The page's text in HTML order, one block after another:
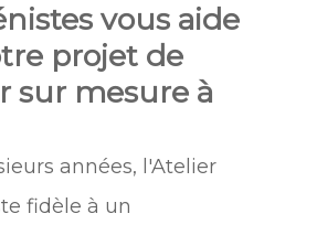
vous aide
projet de
sur mesure à
années, l'Atelier
fidèle à un